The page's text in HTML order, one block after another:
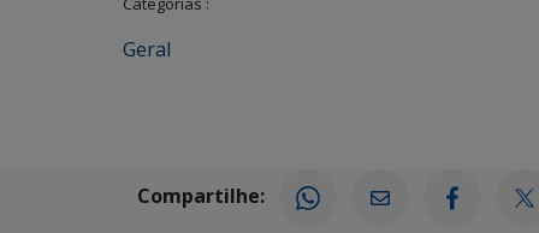
Geral
Compartilhe: